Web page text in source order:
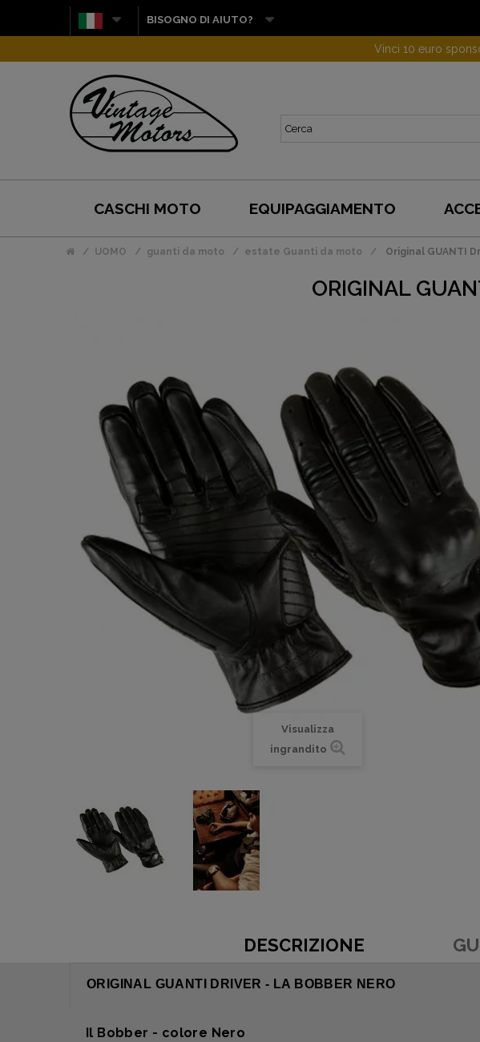
BISOGNO DI AIUTO?
Vinci 10 euro
CASCHI MOTO EQUIPAGGIAMENTO
UOMO guanti da moto estate Guanti da moto Original GUANTI
ORIGINAL
Visualizza
ingrandito
DESCRIZIONE
ORIGINAL GUANTI DRIVER - LA BOBBER NERO
Il Bobber - colore Nero